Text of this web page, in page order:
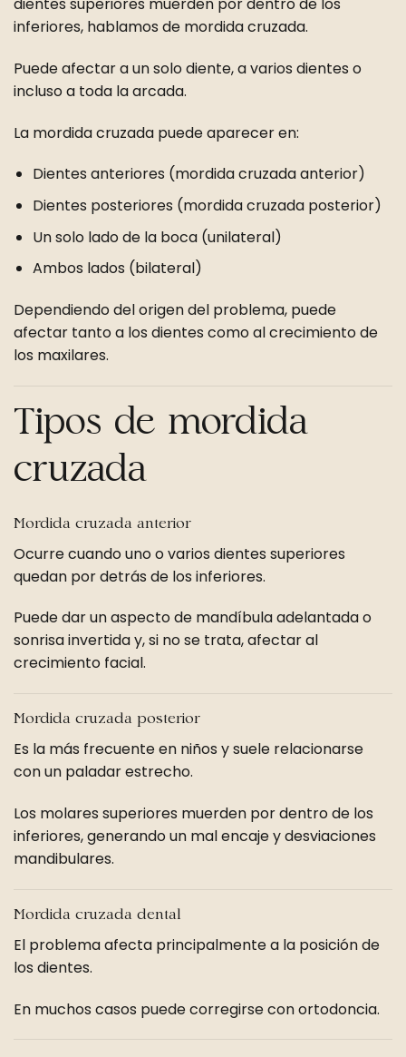
inferiores, hablamos de mordida cruzada.
Puede afectar a un solo diente, a varios dientes o
incluso a toda la arcada.
La mordida cruzada puede aparecer en:
Dientes anteriores (mordida cruzada anterior)
Dientes posteriores (mordida cruzada posterior)
Un solo lado de la boca (unilateral)
Ambos lados (bilateral)
Dependiendo del origen del problema, puede
afectar tanto a los dientes como al crecimiento de
los maxilares.
Tipos de mordida
cruzada
Mordida cruzada anterior
Ocurre cuando uno o varios dientes superiores
quedan por detrás de los inferiores.
Puede dar un aspecto de mandíbula adelantada o
sonrisa invertida y, si no se trata, afectar al
crecimiento facial.
Mordida cruzada posterior
Es la más frecuente en niños y suele relacionarse
con un paladar estrecho.
Los molares superiores muerden por dentro de los
inferiores, generando un mal encaje y desviaciones
mandibulares.
Mordida cruzada dental
El problema afecta principalmente a la posición de
los dientes.
En muchos casos puede corregirse con ortodoncia.